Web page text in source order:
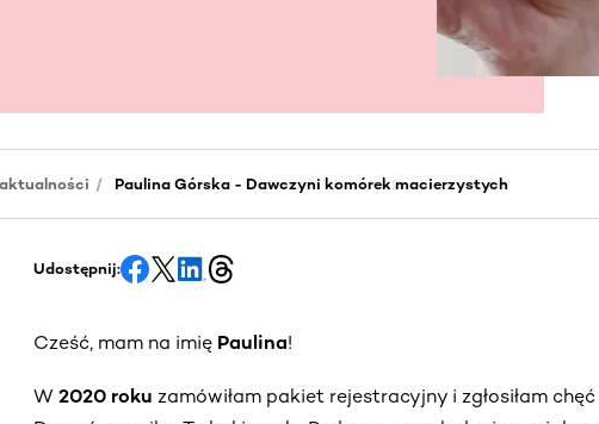
Paulina Górska - Dawczyni komórek macierzystych
Udostępnij:
Cześć, mam na imię Paulina!
W 2020 roku zamówiłam pakiet rejestracyjny i zgłosiłam